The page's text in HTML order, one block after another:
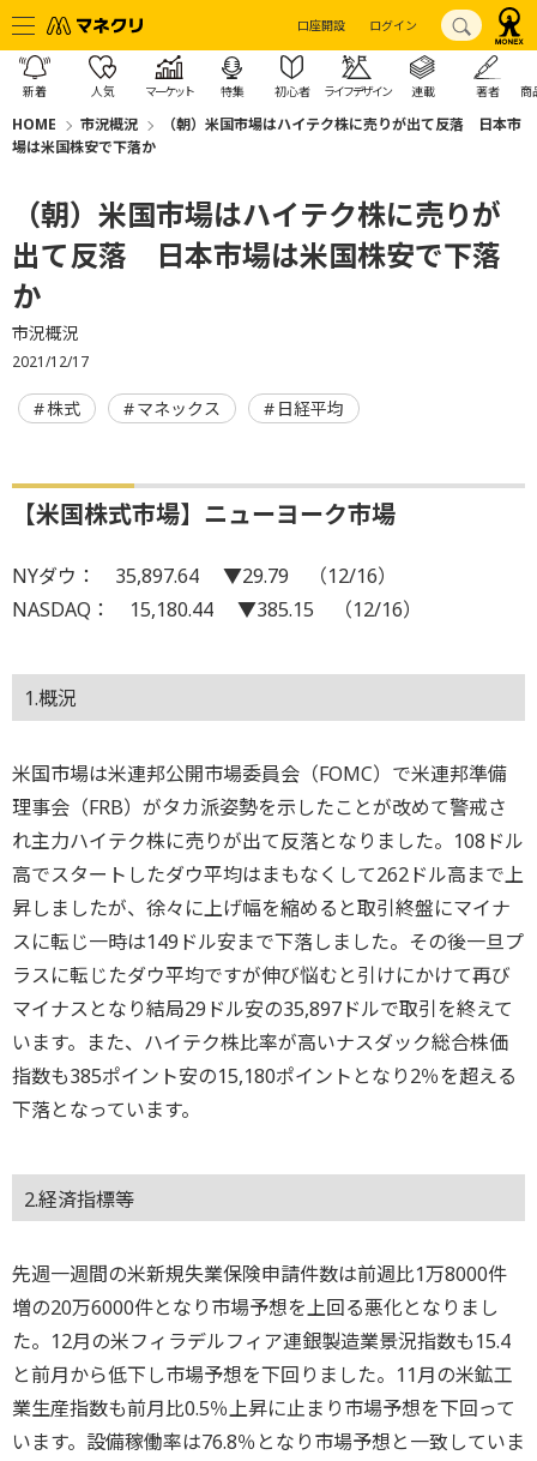
口座開設 ログイン
新着 人気 マーケット 特集 初心者 ライフデザイン 連載 著者 商
HOME 市況概況
（朝）米国市場はハイテク株に売りが出て反落 日本市
場は米国株安で下落か
（朝）米国市場はハイテク株に売りが
出て反落 日本市場は米国株安で下落
か
市況概況
2021/12/17
株式 マネックス 日経平均
【米国株式市場】ニューヨーク市場
NYダウ： 35,897.64 ▼29.79 （12/16）
NASDAQ： 15,180.44 ▼385.15 （12/16）
1.概況
米国市場は米連邦公開市場委員会（FOMC）で米連邦準備
理事会（FRB）がタカ派姿勢を示したことが改めて警戒さ
れ主力ハイテク株に売りが出て反落となりました。108ドル
高でスタートしたダウ平均はまもなくして262ドル高まで上
昇しましたが、徐々に上げ幅を縮めると取引終盤にマイナ
スに転じ一時は149ドル安まで下落しました。その後一旦プ
ラスに転じたダウ平均ですが伸び悩むと引けにかけて再び
マイナスとなり結局29ドル安の35,897ドルで取引を終えて
います。また、ハイテク株比率が高いナスダック総合株価
指数も385ポイント安の15,180ポイントとなり2％を超える
下落となっています。
2.経済指標等
先週一週間の米新規失業保険申請件数は前週比1万8000件
増の20万6000件となり市場予想を上回る悪化となりまし
た。12月の米フィラデルフィア連銀製造業景況指数も15.4
と前月から低下し市場予想を下回りました。11月の米鉱工
業生産指数も前月比0.5％上昇に止まり市場予想を下回って
います。設備稼働率は76.8％となり市場予想と一致していま